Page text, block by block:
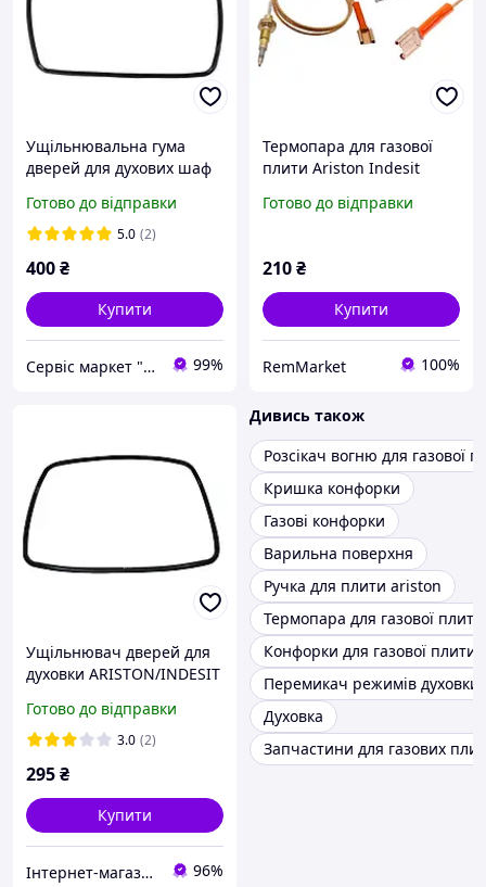
Ущільнювальна гума
дверей для духових шаф
C00081579
Готово до відправки
5.0 (2)
400₴
Купити
Сервіс маркет "PRO100DIY" Запчастини для побутової техніки в Україні 99%
Термопара для газової
плити Ariston Indesit
C00052986 C00074280
Готово до відправки
210₴
Купити
RemMarket 100%
Ущільнювач дверей для
духовки ARISTON/INDESIT
ущільнювача для духової
шафи
Готово до відправки
3.0 (2)
295₴
Купити
Інтернет-магазин "Merloni" 96%
Дивись також
Розсікач вогню для газової
Кришка конфорки
Газові конфорки
Варильна поверхня
Ручка для плити ariston
Термопара для газової плити
Конфорки для газової плити
Перемикач режимів духовки
Духовка
Запчастини для газових плит